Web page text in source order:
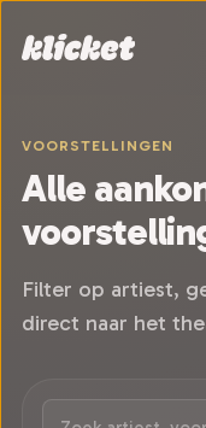
VOORSTELLINGEN
Alle
Filter op artiest,
direct naar het